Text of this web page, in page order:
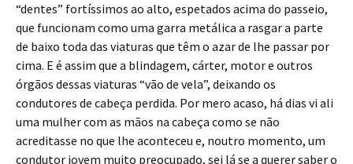
“dentes” fortíssimos ao alto, espetados acima do passeio,
que funcionam como uma garra metálica a rasgar a parte
de baixo toda das viaturas que têm o azar de lhe passar por
cima. E é assim que a blindagem, cárter, motor e outros
órgãos dessas viaturas “vão de vela”, deixando os
condutores de cabeça perdida. Por mero acaso, há dias vi ali
uma mulher com as mãos na cabeça como se não
acreditasse no que lhe aconteceu e, noutro momento, um
condutor jovem muito preocupado, sei lá se a querer saber o